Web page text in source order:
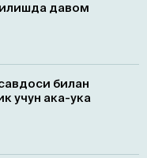
давом
билан
учун ака-ука